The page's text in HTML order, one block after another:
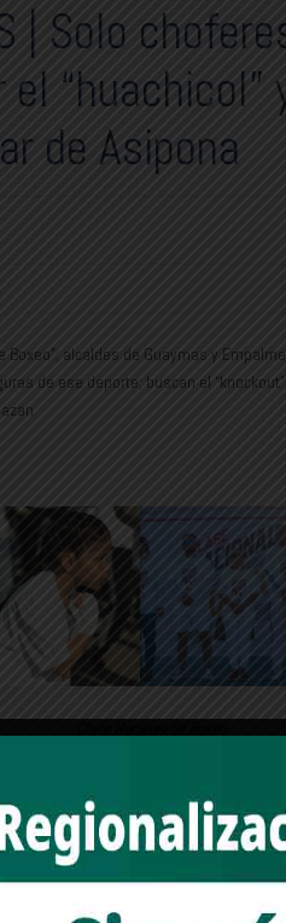
| Solo
“huachicol”
de Asipona
Boxeo”; alcaldes de Guaymas y
de ese deporte; buscan el
sembró la Clase Nacional de Boxeo
escuelas, niños, adolescentes y
de personas en distintos espacios
Claudia Sheinbaum envían un